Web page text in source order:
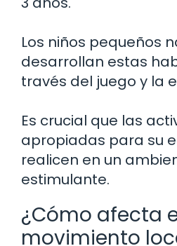
Los niños pequeños
desarrollan estas
través del juego y la
Es crucial que las
apropiadas para su
realicen en un
estimulante.
¿Cómo afecta
movimiento